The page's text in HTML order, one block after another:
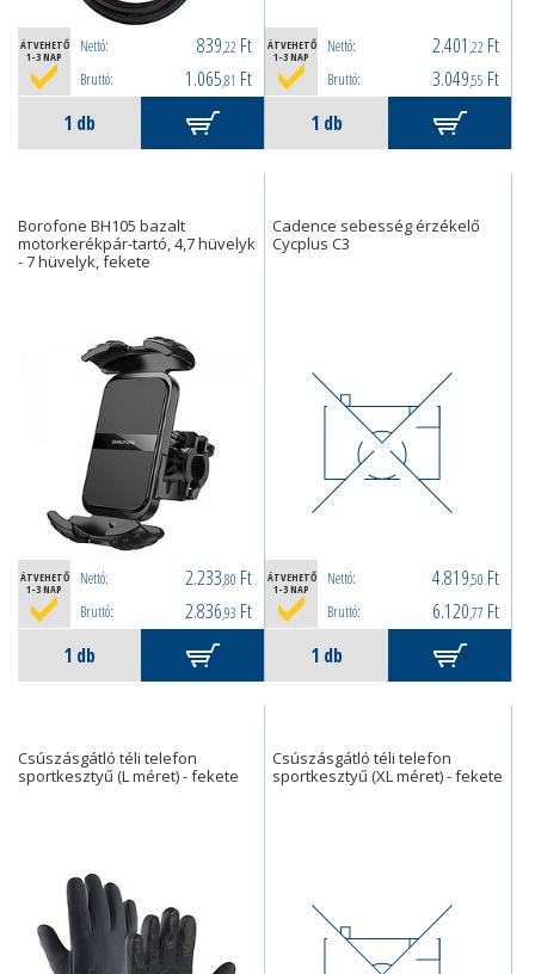
ÁTVEHETŐ
1-3 NAP
Nettó: 839,22 Ft
Bruttó: 1.065,81 Ft
ÁTVEHETŐ
1-3 NAP
Nettó: 2.401 ,22 Ft
Bruttó: 3.049,55 Ft
Borofone BH105 bazalt
motorkerékpár-tartó, 4,7 hüvelyk
- 7 hüvelyk, fekete
ÁTVEHETŐ
1-3 NAP
Nettó: 2.233,80 Ft
Bruttó: 2.836,93 Ft
Cadence sebesség érzékelő
Cycplus C3
ÁTVEHETŐ
1-3 NAP
Nettó: 4.819,50 Ft
Bruttó: 6.120,77 Ft
Csúszásgátló téli telefon
sportkesztyű (L méret) - fekete
Csúszásgátló téli telefon
sportkesztyű (XL méret) - fekete